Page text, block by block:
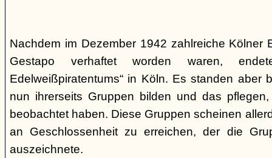
Nachdem im Dezember 1942 zahlreiche Kölner
Gestapo verhaftet worden waren,
Edelweißpiratentums“ in Köln. Es standen aber
nun ihrerseits Gruppen bilden und das
beobachtet haben. Diese Gruppen scheinen
an Geschlossenheit zu erreichen, der die
auszeichnete.